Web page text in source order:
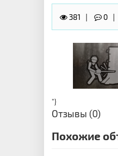
381 0
"}
Отзывы (0)
Похожие